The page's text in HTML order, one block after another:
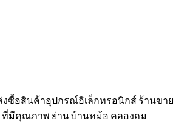
งซื้อสินค้าอุปกรณ์อิเล็กทรอนิกส์ ร้านขาย
ที่มีคุณภาพ ย่าน บ้านหม้อ คลองถม